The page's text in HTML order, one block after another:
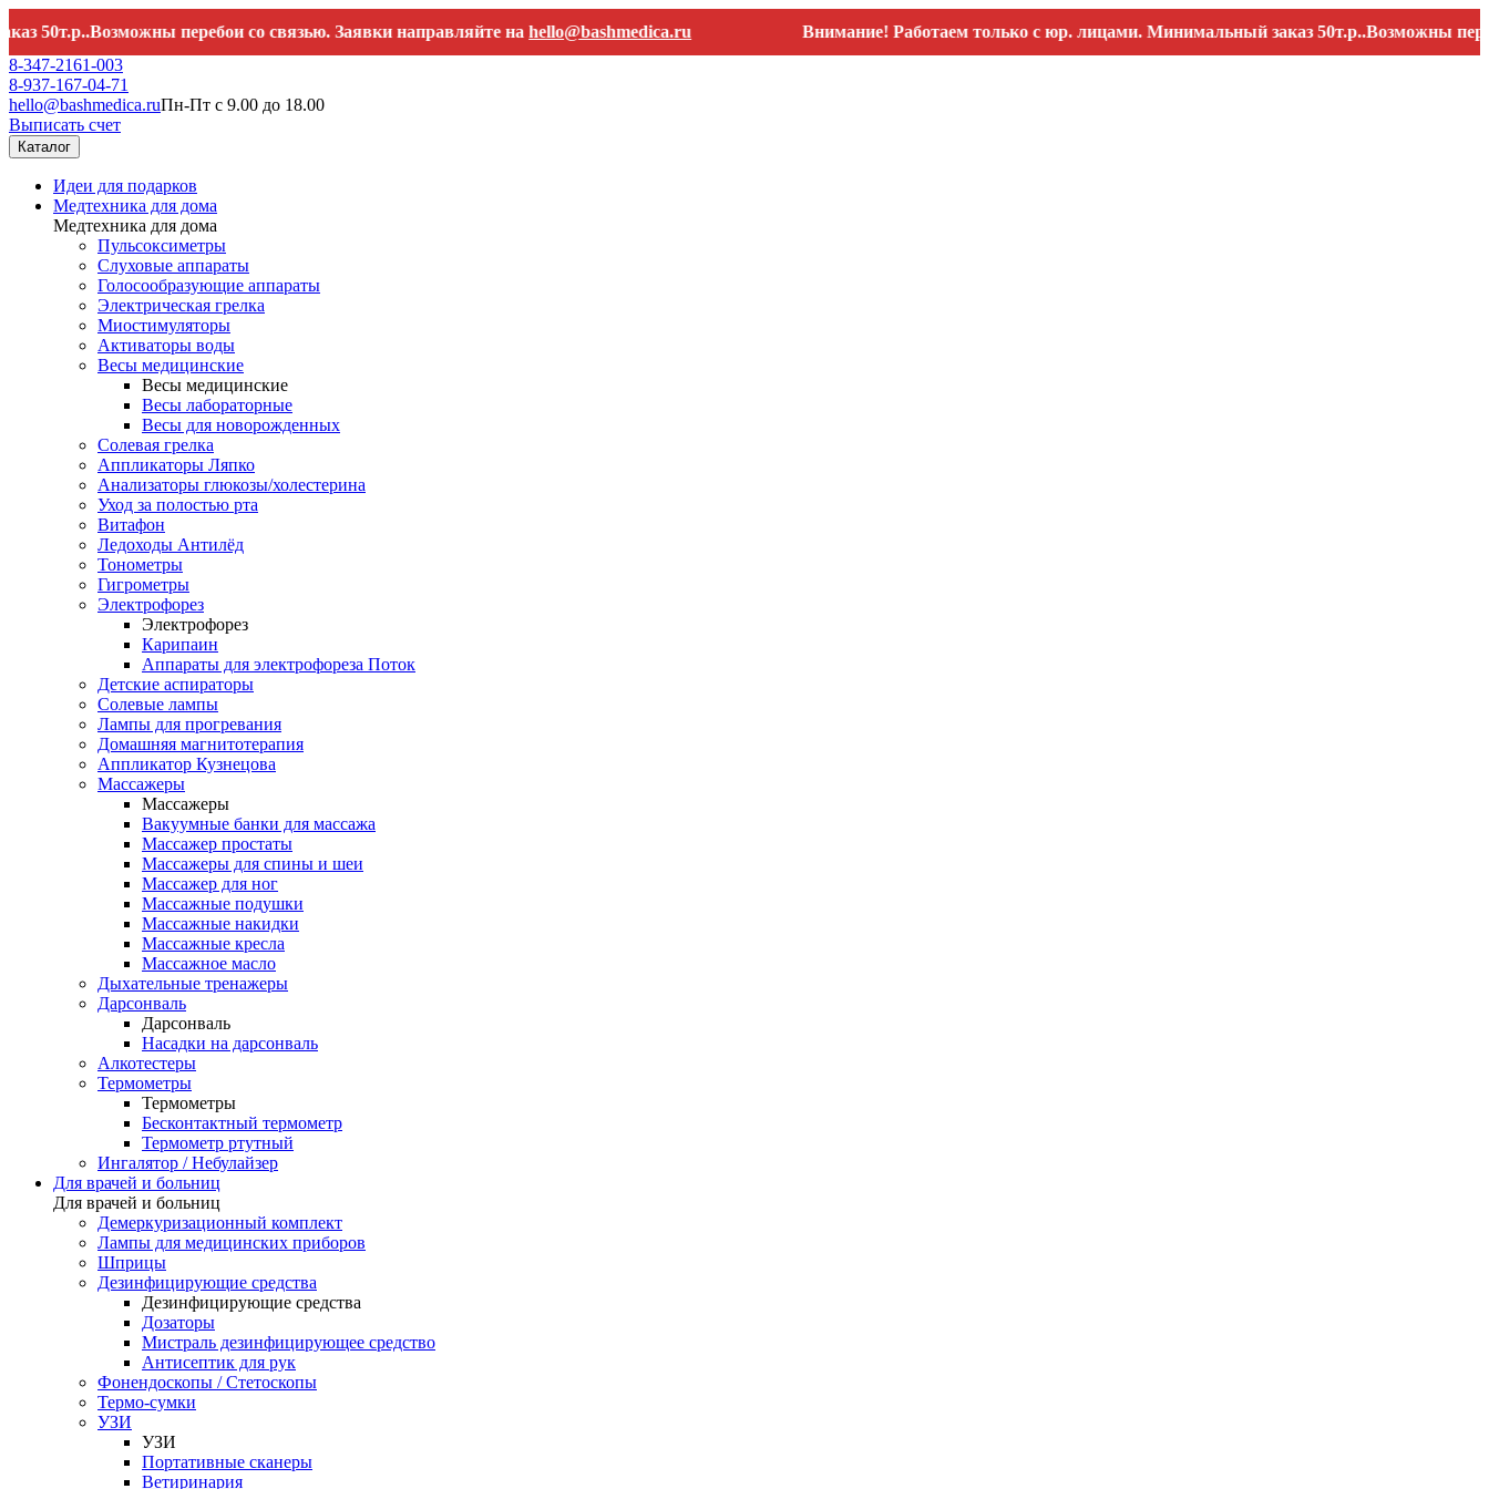
перебои со связью. Заявки направляйте наhello@bashmedica.ru
Внимание! Работаем только с юр. лицами. Минимальный заказ 50т.р..Возможны перебои
8-347-2161-003
8-937-167-04-71
hello@bashmedica.ruПн-Пт с 9.00 до 18.00
Выписать счет
Каталог
Идеи для подарков
Медтехника для дома
Медтехника для дома
Пульсоксиметры
Слуховые аппараты
Голосообразующие аппараты
Электрическая грелка
Миостимуляторы
Активаторы воды
Весы медицинские
Весы медицинские
Весы лабораторные
Весы для новорожденных
Солевая грелка
Аппликаторы Ляпко
Анализаторы глюкозы/холестерина
Уход за полостью рта
Витафон
Ледоходы Антилёд
Тонометры
Гигрометры
Электрофорез
Электрофорез
Карипаин
Аппараты для электрофореза Поток
Детские аспираторы
Солевые лампы
Лампы для прогревания
Домашняя магнитотерапия
Аппликатор Кузнецова
Массажеры
Массажеры
Вакуумные банки для массажа
Массажер простаты
Массажеры для спины и шеи
Массажер для ног
Массажные подушки
Массажные накидки
Массажные кресла
Массажное масло
Дыхательные тренажеры
Дарсонваль
Дарсонваль
Насадки на дарсонваль
Алкотестеры
Термометры
Термометры
Бесконтактный термометр
Термометр ртутный
Ингалятор / Небулайзер
Для врачей и больниц
Для врачей и больниц
Демеркуризационный комплект
Лампы для медицинских приборов
Шприцы
Дезинфицирующие средства
Дезинфицирующие средства
Дозаторы
Мистраль дезинфицирующее средство
Антисептик для рук
Фонендоскопы / Стетоскопы
Термо-сумки
УЗИ
УЗИ
Портативные сканеры
Ветиринария